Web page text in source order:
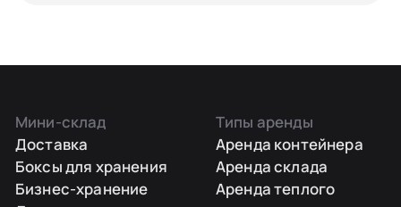
Мини-склад
Доставка
Боксы для хранения
Бизнес-хранение
Типы аренды
Аренда контейнера
Аренда склада
Аренда теплого